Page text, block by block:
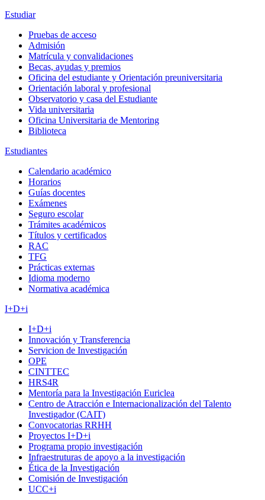
Estudiar
Pruebas de acceso
Admisión
Matrícula y convalidaciones
Becas, ayudas y premios
Oficina del estudiante y Orientación preuniversitaria
Orientación laboral y profesional
Observatorio y casa del Estudiante
Vida universitaria
Oficina Universitaria de Mentoring
Biblioteca
Estudiantes
Calendario académico
Horarios
Guías docentes
Exámenes
Seguro escolar
Trámites académicos
Títulos y certificados
RAC
TFG
Prácticas externas
Idioma moderno
Normativa académica
I+D+i
I+D+i
Innovación y Transferencia
Servicion de Investigación
OPE
CINTTEC
HRS4R
Mentoría para la Investigación Euriclea
Centro de Atracción e Internacionalización del Talento
Investigador (CAIT)
Convocatorias RRHH
Proyectos I+D+i
Programa propio investigación
Infraestruturas de apoyo a la investigación
Ética de la Investigación
Comisión de Investigación
UCC+i